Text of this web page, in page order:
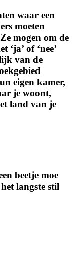
waar een
moeten
mogen om de
‘ja’ of ‘nee’
van de
eigen kamer,
je woont,
land van je
beetje moe
langste stil